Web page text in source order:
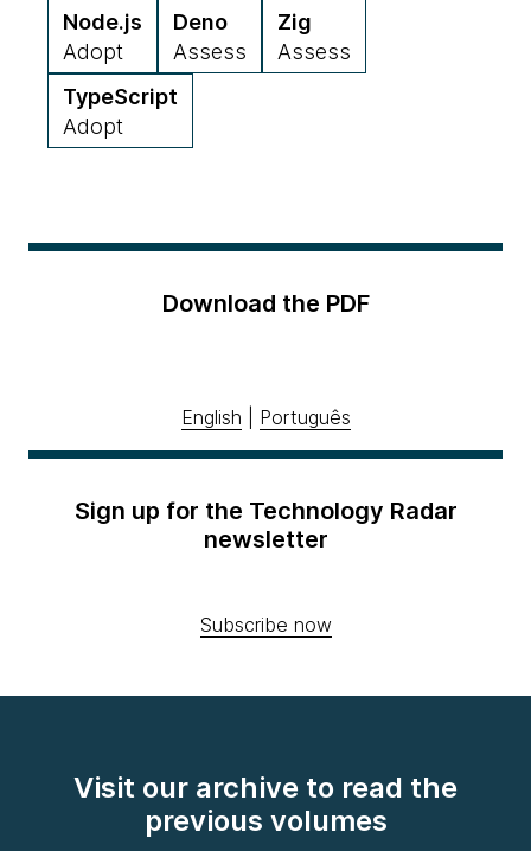
Node.js
Adopt
Deno
Assess
Zig
Assess
TypeScript
Adopt
Download the PDF
English Português
Sign up for the Technology Radar
newsletter
Subscribe now
Visit our archive to read the
previous volumes